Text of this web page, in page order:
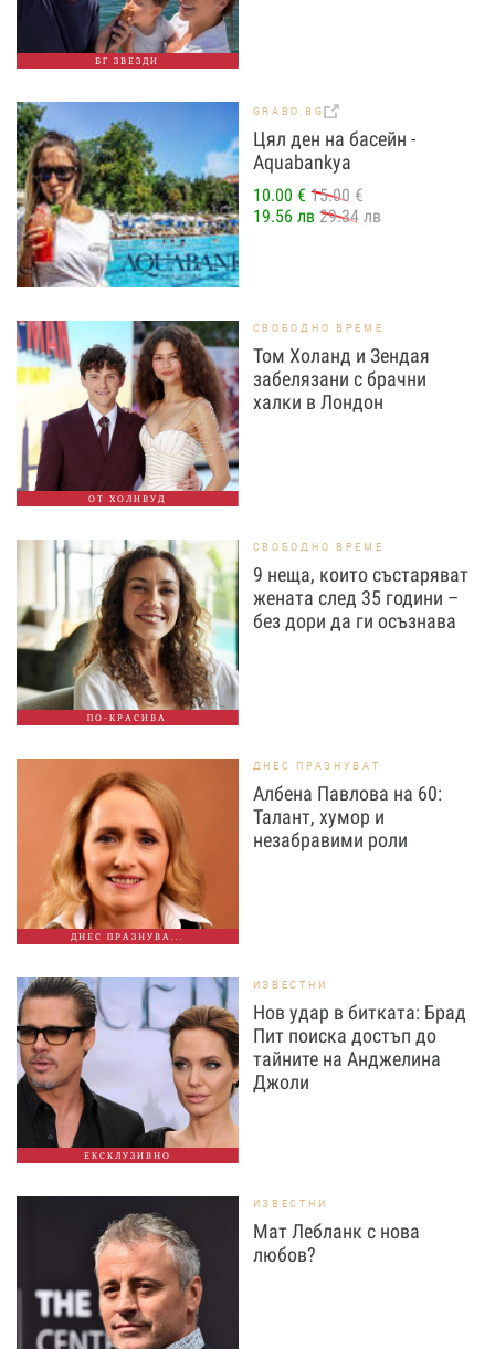
БГ ЗВЕЗДИ
GRABO.BG
Цял ден на басейн -
Aquabankya
10.00 € 15.00 €
19.56 лв 29.34 лв
ОТ ХОЛИВУД
СВОБОДНО ВРЕМЕ
Том Холанд и Зендая
забелязани с брачни
халки в Лондон
ПО-КРАСИВА
СВОБОДНО ВРЕМЕ
9 неща, които състаряват
жената след 35 години –
без дори да ги осъзнава
ДНЕС ПРАЗНУВА...
ДНЕС ПРАЗНУВАТ
Албена Павлова на 60:
Талант, хумор и
незабравими роли
ЕКСКЛУЗИВНО
ИЗВЕСТНИ
Нов удар в битката: Брад
Пит поиска достъп до
тайните на Анджелина
Джоли
ИЗВЕСТНИ
Мат Лебланк с нова
любов?